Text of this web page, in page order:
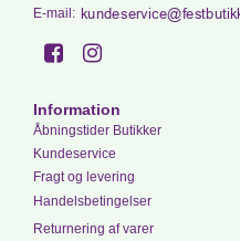
E-mail :
Information
Åbningstider Butikker
Kundeservice
Fragt og levering
Handelsbetingelser
Returnering af varer